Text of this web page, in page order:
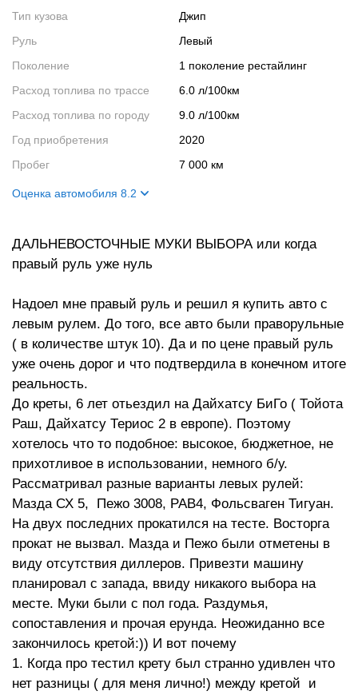
Тип кузова
Джип
Руль
Левый
Поколение
1 поколение рестайлинг
Расход топлива по трассе
6.0 л/100км
Расход топлива по городу
9.0 л/100км
Год приобретения
2020
Пробег
7 000 км
Оценка автомобиля 8.2
Салон
8
Двигатель
ДАЛЬНЕВОСТОЧНЫЕ МУКИ ВЫБОРА или когда
правый руль уже нуль
Надоел мне правый руль и решил я купить авто с
левым рулем. До того, все авто были праворульные
( в количестве штук 10). Да и по цене правый руль
уже очень дорог и что подтвердила в конечном итоге
реальность.
До креты, 6 лет отьездил на Дайхатсу БиГо ( Тойота
Раш, Дайхатсу Териос 2 в европе). Поэтому
хотелось что то подобное: высокое, бюджетное, не
прихотливое в использовании, немного б/у.
Рассматривал разные варианты левых рулей:
Мазда СХ 5, Пежо 3008, РАВ4, Фольсваген Тигуан.
На двух последних прокатился на тесте. Восторга
прокат не вызвал. Мазда и Пежо были отметены в
виду отсутствия диллеров. Привезти машину
планировал с запада, ввиду никакого выбора на
месте. Муки были с пол года. Раздумья,
сопоставления и прочая ерунда. Неожиданно все
закончилось кретой:)) И вот почему
1. Когда про тестил крету был странно удивлен что
нет разницы ( для меня лично!) между кретой и